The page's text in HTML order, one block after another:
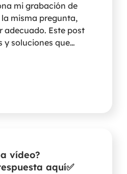
mi grabación de
misma pregunta,
adecuado. Este post
y soluciones que
vídeo?
aquí✅